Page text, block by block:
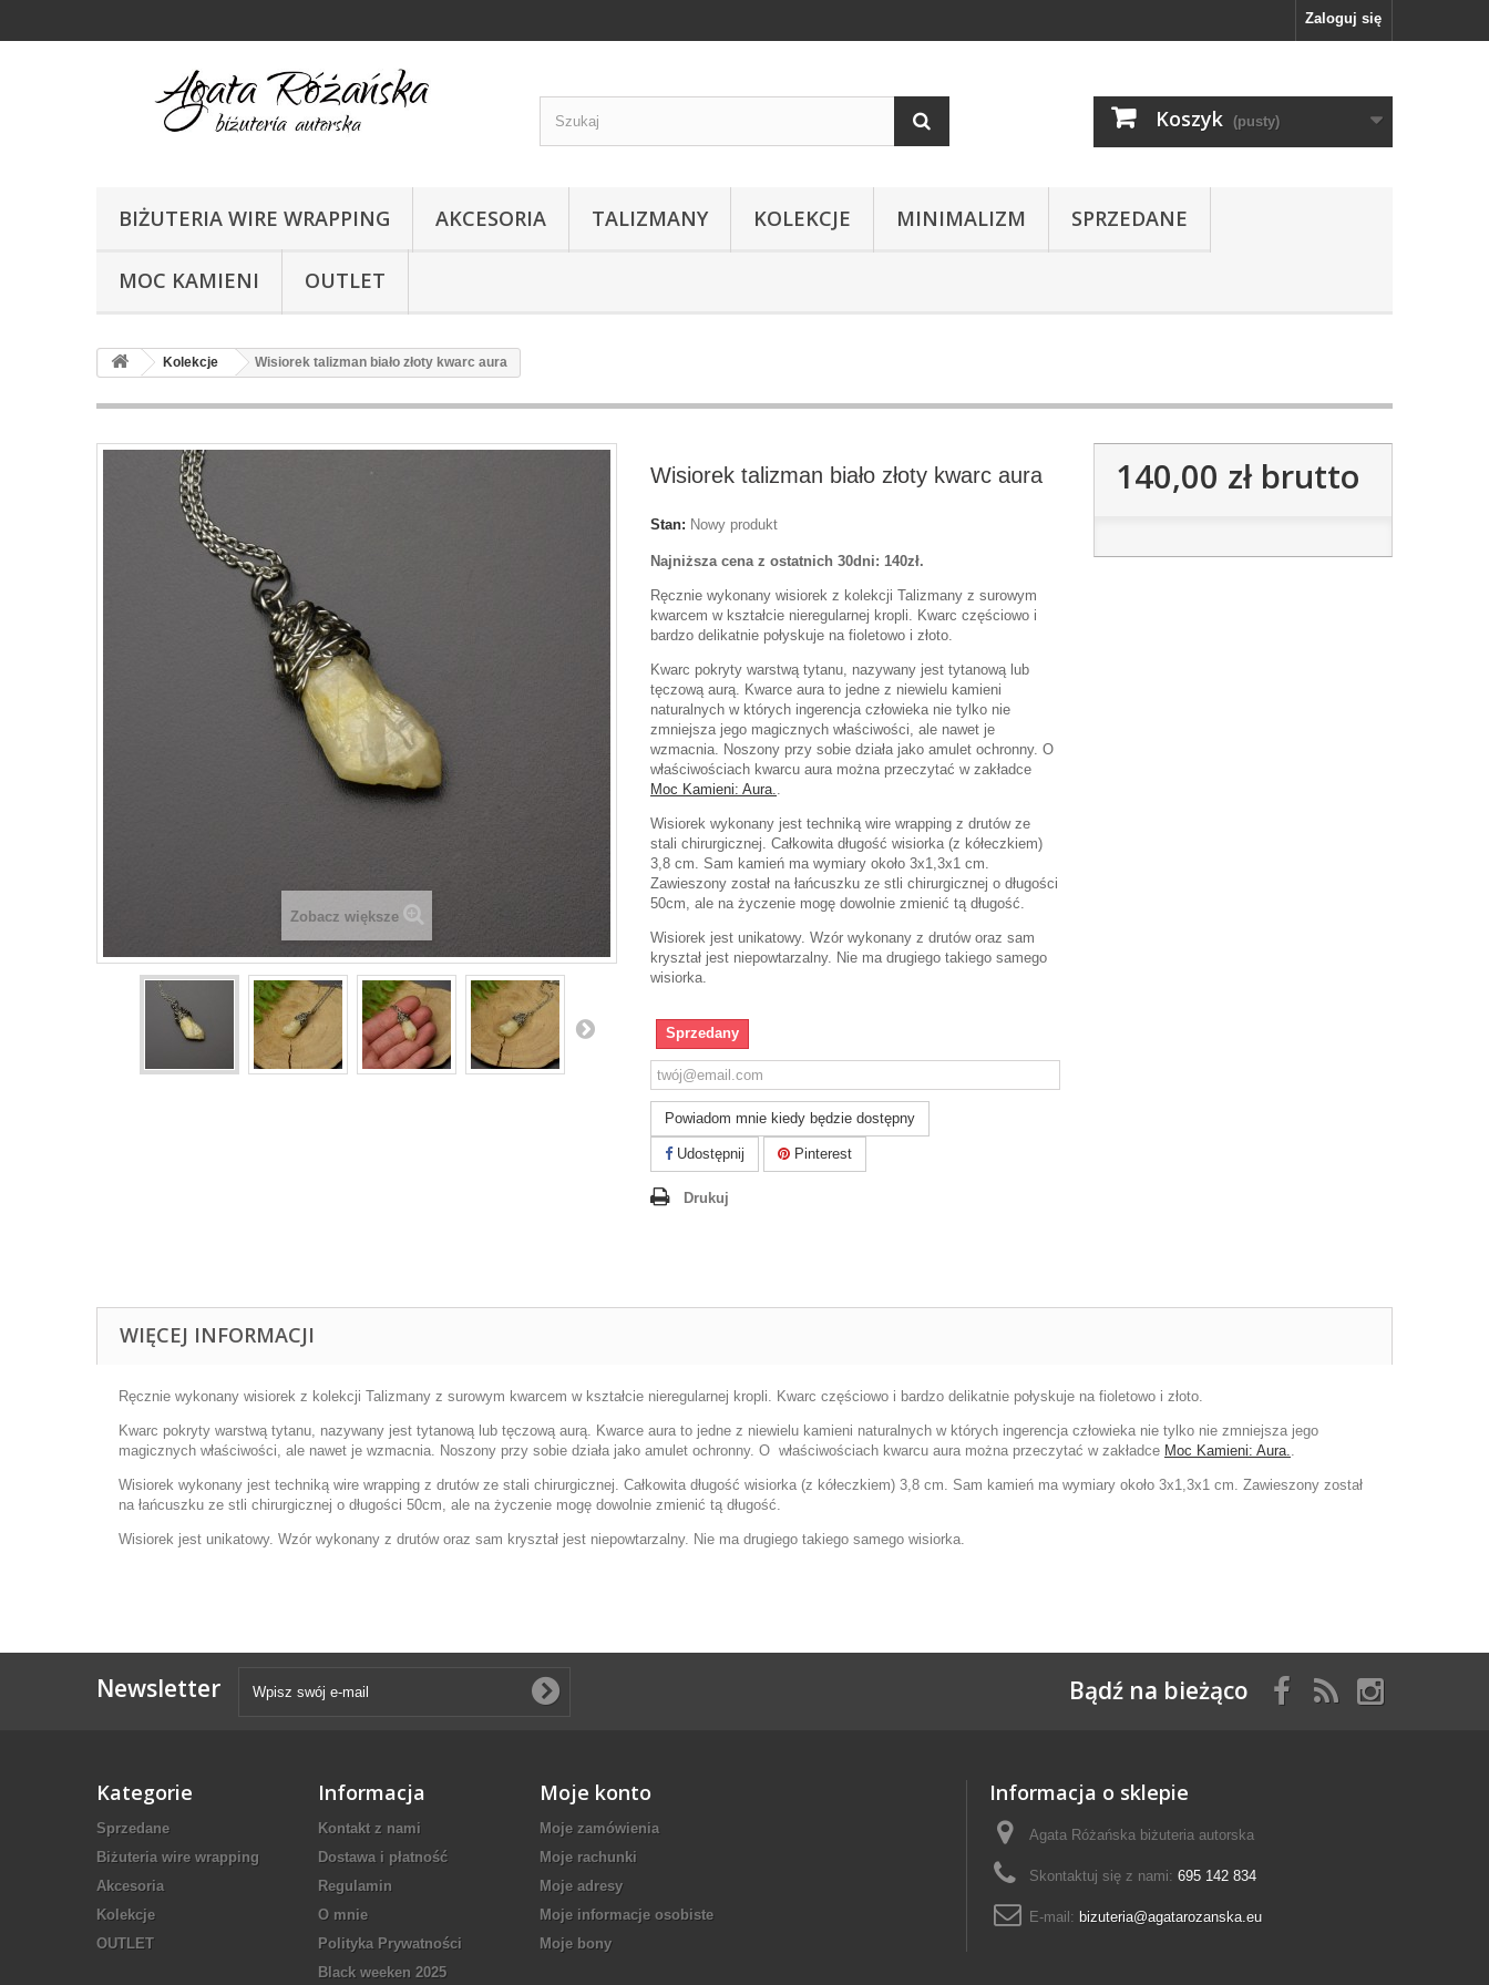
Zaloguj się
Koszyk (pusty)
BIŻUTERIA WIRE WRAPPING AKCESORIA TALIZMANY KOLEKCJE MINIMALIZM SPRZEDANE
MOC KAMIENI OUTLET
Kolekcje Wisiorek talizman biało złoty kwarc aura
Zobacz większe
Wisiorek talizman biało złoty kwarc aura
Stan: Nowy produkt
Najniższa cena z ostatnich 30dni: 140zł.
Ręcznie wykonany wisiorek z kolekcji Talizmany z surowym
kwarcem w kształcie nieregularnej kropli. Kwarc częściowo i
bardzo delikatnie połyskuje na fioletowo i złoto.
Kwarc pokryty warstwą tytanu, nazywany jest tytanową lub
tęczową aurą. Kwarce aura to jedne z niewielu kamieni
naturalnych w których ingerencja człowieka nie tylko nie
zmniejsza jego magicznych właściwości, ale nawet je
wzmacnia. Noszony przy sobie działa jako amulet ochronny. O
właściwościach kwarcu aura można przeczytać w zakładce
Moc Kamieni: Aura.
Wisiorek wykonany jest techniką wire wrapping z drutów ze
stali chirurgicznej. Całkowita długość wisiorka (z kółeczkiem)
3,8 cm. Sam kamień ma wymiary około 3x1,3x1 cm.
Zawieszony został na łańcuszku ze stli chirurgicznej o długości
50cm, ale na życzenie mogę dowolnie zmienić tą długość.
Wisiorek jest unikatowy. Wzór wykonany z drutów oraz sam
kryształ jest niepowtarzalny. Nie ma drugiego takiego samego
wisiorka.
Sprzedany
Powiadom mnie kiedy będzie dostępny
Udostępnij Pinterest
Drukuj
140,00 złbrutto
WIĘCEJ INFORMACJI
Ręcznie wykonany wisiorek z kolekcji Talizmany z surowym kwarcem w kształcie nieregularnej kropli. Kwarc częściowo i bardzo delikatnie połyskuje na fioletowo i złoto.
Kwarc pokryty warstwą tytanu, nazywany jest tytanową lub tęczową aurą. Kwarce aura to jedne z niewielu kamieni naturalnych w których ingerencja człowieka nie tylko nie zmniejsza jego
magicznych właściwości, ale nawet je wzmacnia. Noszony przy sobie działa jako amulet ochronny. O właściwościach kwarcu aura można przeczytać w zakładce Moc Kamieni: Aura.
Wisiorek wykonany jest techniką wire wrapping z drutów ze stali chirurgicznej. Całkowita długość wisiorka (z kółeczkiem) 3,8 cm. Sam kamień ma wymiary około 3x1,3x1 cm. Zawieszony został
na łańcuszku ze stli chirurgicznej o długości 50cm, ale na życzenie mogę dowolnie zmienić tą długość.
Wisiorek jest unikatowy. Wzór wykonany z drutów oraz sam kryształ jest niepowtarzalny. Nie ma drugiego takiego samego wisiorka.
Newsletter Bądź na bieżąco
Kategorie
Sprzedane
Biżuteria wire wrapping
Akcesoria
Kolekcje
OUTLET
Informacja
Kontakt z nami
Dostawa i płatność
Regulamin
O mnie
Polityka Prywatności
Black weeken 2025
Moje konto
Moje zamówienia
Moje rachunki
Moje adresy
Moje informacje osobiste
Moje bony
Informacja o sklepie
Agata Różańska biżuteria autorska
Skontaktuj się z nami: 695 142 834
E-mail: bizuteria@agatarozanska.eu